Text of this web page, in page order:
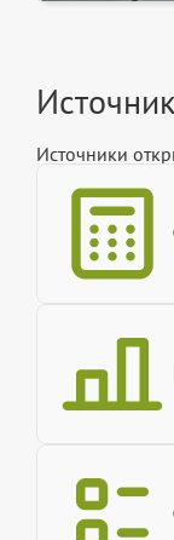
Источники